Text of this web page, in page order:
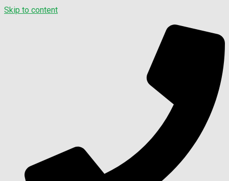
Skip to content